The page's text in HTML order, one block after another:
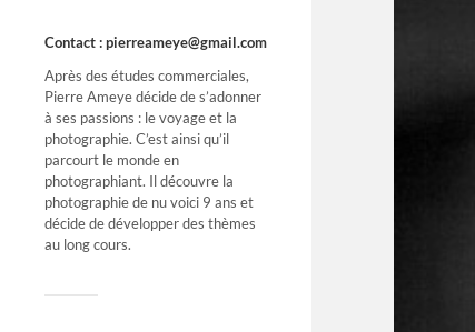
Contact : pierreameye@gmail.com
Après des études commerciales,
Pierre Ameye décide de s’adonner
à ses passions : le voyage et la
photographie. C’est ainsi qu’il
parcourt le monde en
photographiant. Il découvre la
photographie de nu voici 9 ans et
décide de développer des thèmes
au long cours.